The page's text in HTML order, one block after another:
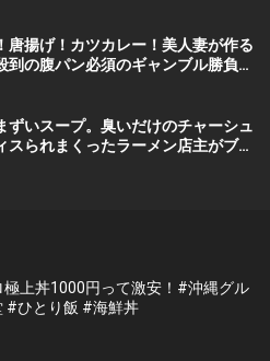
唐揚げ！カツカレー！美人妻が作る
到の腹パン必須のギャンブル勝負め
ずいスープ。臭いだけのチャーシュ
スられまくったラーメン店主がブチ
極上丼1000円って激安！#沖縄グル
#ひとり飯 #海鮮丼